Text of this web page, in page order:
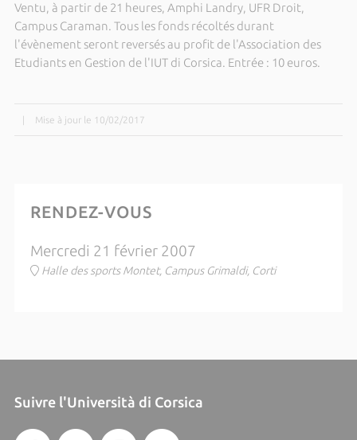
Ventu, à partir de 21 heures, Amphi Landry, UFR Droit,
Campus Caraman. Tous les fonds récoltés durant
l'évènement seront reversés au profit de l'Association des
Etudiants en Gestion de l'IUT di Corsica. Entrée : 10 euros.
Mise à jour le 10/02/2017
RENDEZ-VOUS
Mercredi 21 février 2007
Halle des sports Montet, Campus Grimaldi, Corti
Suivre l'Università di Corsica